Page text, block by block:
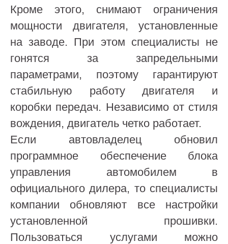
Кроме этого, снимают ограничения
мощности двигателя, установленные
на заводе. При этом специалисты не
гонятся за запредельными
параметрами, поэтому гарантируют
стабильную работу двигателя и
коробки передач. Независимо от стиля
вождения, двигатель четко работает.
Если автовладелец обновил
программное обеспечение блока
управления автомобилем в
официального дилера, то специалисты
компании обновляют все настройки
установленной прошивки.
Пользоваться услугами можно